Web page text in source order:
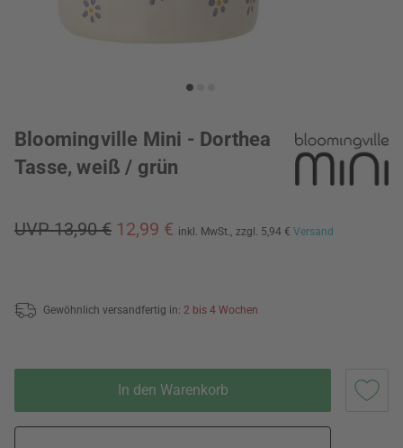
Bloomingville Mini - Dorthea
Tasse, weiß / grün
UVP 13,90 € 12,99 € inkl. MwSt., zzgl. 5,94 € Versand
Gewöhnlich versandfertig in: 2 bis 4 Wochen
In den Warenkorb